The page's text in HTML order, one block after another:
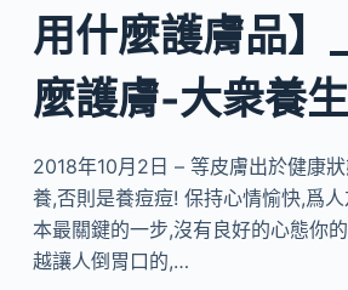
用什麼護膚品】
麼護膚-大衆養
2018年10月2日 – 等皮膚出於健康
養,否則是養痘痘! 保持心情愉快,爲
本最關鍵的一步,沒有良好的心態你
越讓人倒胃口的,…